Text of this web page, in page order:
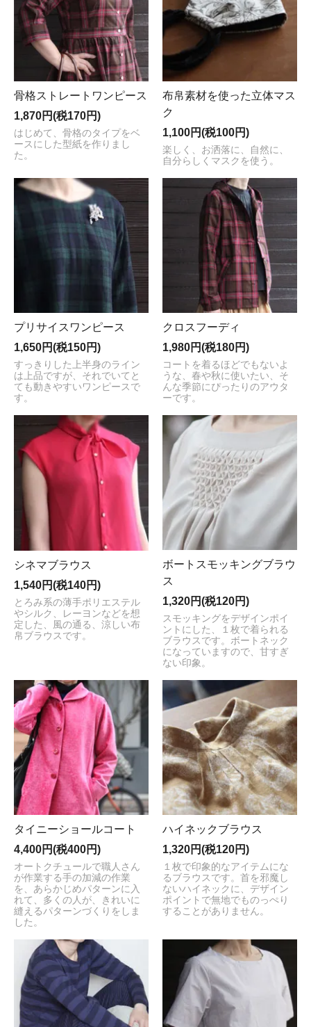
骨格ストレートワンピース
1,870円(税170円)
はじめて、骨格のタイプをベ
ースにした型紙を作りまし
た。
布帛素材を使った立体マス
ク
1,100円(税100円)
楽しく、お洒落に、自然に、
自分らしくマスクを使う。
プリサイスワンピース
1,650円(税150円)
すっきりした上半身のライン
は上品ですが、それでいてと
ても動きやすいワンピースで
す。
クロスフーディ
1,980円(税180円)
コートを着るほどでもないよ
うな、春や秋に使いたい、そ
んな季節にぴったりのアウタ
ーです。
シネマブラウス
1,540円(税140円)
とろみ系の薄手ポリエステル
やシルク、レーヨンなどを想
定した、風の通る、涼しい布
帛ブラウスです。
ボートスモッキングブラウ
ス
1,320円(税120円)
スモッキングをデザインポイ
ントにした、１枚で着られる
ブラウスです。ボートネック
になっていますので、甘すぎ
ない印象。
タイニーショールコート
4,400円(税400円)
オートクチュールで職人さん
が作業する手の加減の作業
を、あらかじめパターンに入
れて、多くの人が、きれいに
縫えるパターンづくりをしま
した。
ハイネックブラウス
1,320円(税120円)
１枚で印象的なアイテムにな
るブラウスです。首を邪魔し
ないハイネックに、デザイン
ポイントで無地でものっぺり
することがありません。